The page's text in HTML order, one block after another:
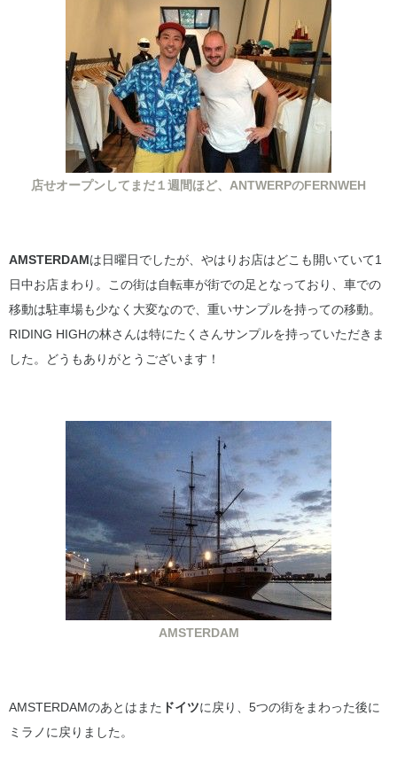
店せオープンしてまだ１週間ほど、ANTWERPのFERNWEH
AMSTERDAMは日曜日でしたが、やはりお店はどこも開いていて1
日中お店まわり。この街は自転車が街での足となっており、車での
移動は駐車場も少なく大変なので、重いサンプルを持っての移動。
RIDING HIGHの林さんは特にたくさんサンプルを持っていただきま
した。どうもありがとうございます！
AMSTERDAM
AMSTERDAMのあとはまた ドイツに戻り、5つの街をまわった後に
ミラノに戻りました。